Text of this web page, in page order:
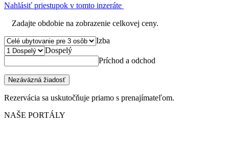
Nahlásiť priestupok v tomto inzeráte
Zadajte obdobie na zobrazenie celkovej ceny.
Izba
Dospelý
Príchod a odchod
Nezáväzná žiadosť
Rezervácia sa uskutočňuje priamo s prenajímateľom.
NAŠE PORTÁLY